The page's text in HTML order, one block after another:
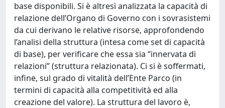
base disponibili. Si è altresì analizzata la capacità di
relazione dell’Organo di Governo con i sovrasistemi
da cui derivano le relative risorse, approfondendo
l’analisi della struttura (intesa come set di capacità
di base), per verificare che essa sia “innervata di
relazioni” (struttura relazionata). Ci si è soffermati,
infine, sul grado di vitalità dell’Ente Parco (in
termini di capacità alla competitività ed alla
creazione del valore). La struttura del lavoro è,